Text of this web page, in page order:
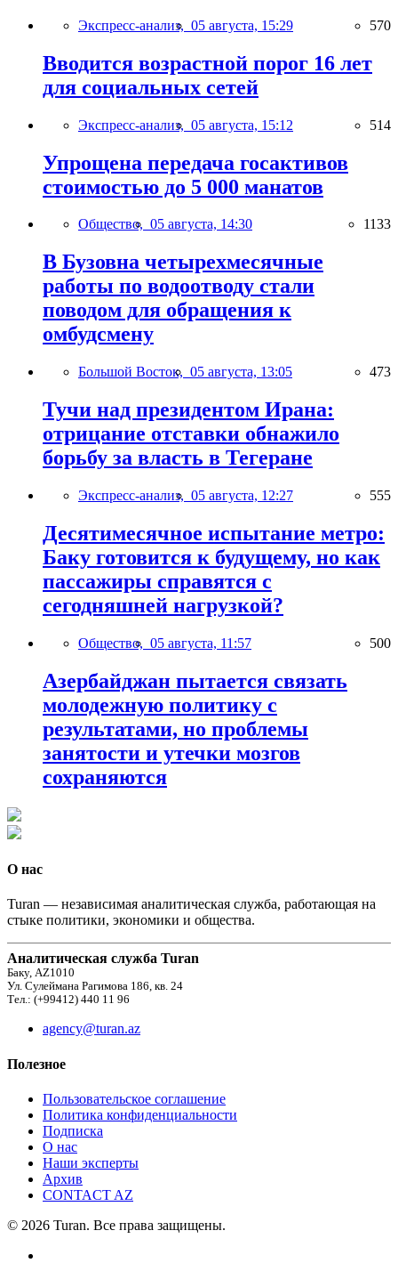
Экспресс-анализ, 05 августа, 15:29 570
Вводится возрастной порог 16 лет
для социальных сетей
Экспресс-анализ, 05 августа, 15:12 514
Упрощена передача госактивов
стоимостью до 5 000 манатов
Общество, 05 августа, 14:30 1133
В Бузовна четырехмесячные
работы по водоотводу стали
поводом для обращения к
омбудсмену
Большой Восток, 05 августа, 13:05 473
Тучи над президентом Ирана:
отрицание отставки обнажило
борьбу за власть в Тегеране
Экспресс-анализ, 05 августа, 12:27 555
Десятимесячное испытание метро:
Баку готовится к будущему, но как
пассажиры справятся с
сегодняшней нагрузкой?
Общество, 05 августа, 11:57 500
Азербайджан пытается связать
молодежную политику с
результатами, но проблемы
занятости и утечки мозгов
сохраняются
О нас
Turan — независимая аналитическая служба, работающая на
стыке политики, экономики и общества.
Аналитическая служба Turan
Баку, AZ1010
Ул. Сулеймана Рагимова 186, кв. 24
Тел.: (+99412) 440 11 96
agency@turan.az
Полезное
Пользовательское соглашение
Политика конфиденциальности
Подписка
О нас
Наши эксперты
Архив
CONTACT AZ
© 2026 Turan. Все права защищены.